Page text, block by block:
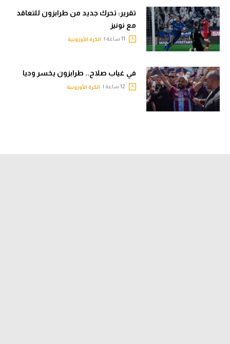
تقرير: تحرك جديد من طرابزون للتعاقد
مع نونيز
الكرة الأوروبية
في غياب صلاح.. طرابزون يخسر وديا
الكرة الأوروبية